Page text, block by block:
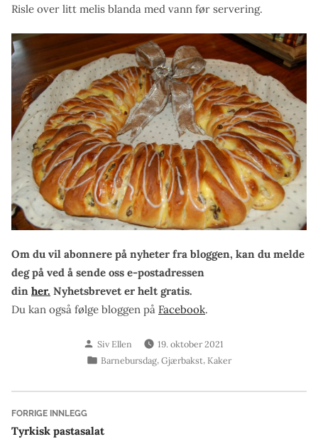
Risle over litt melis blanda med vann før servering.
Om du vil abonnere på nyheter fra bloggen, kan du melde
deg på ved å sende oss e-postadressen
din her. Nyhetsbrevet er helt gratis.
Du kan også følge bloggen på Facebook.
Skrevet
av
Siv Ellen
19. oktober 2021
Publisert
Barnebursdag, Gjærbakst, Kaker
Innleggsnavigasjon
FORRIGE INNLEGGForrige
innlegg:
Tyrkisk pastasalat